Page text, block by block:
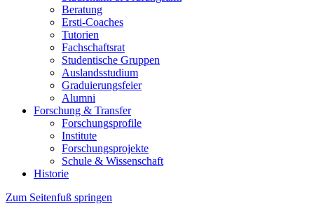
Beratung
Ersti-Coaches
Tutorien
Fachschaftsrat
Studentische Gruppen
Auslandsstudium
Graduierungsfeier
Alumni
Forschung & Transfer
Forschungsprofile
Institute
Forschungsprojekte
Schule & Wissenschaft
Historie
Zum Seitenfuß springen